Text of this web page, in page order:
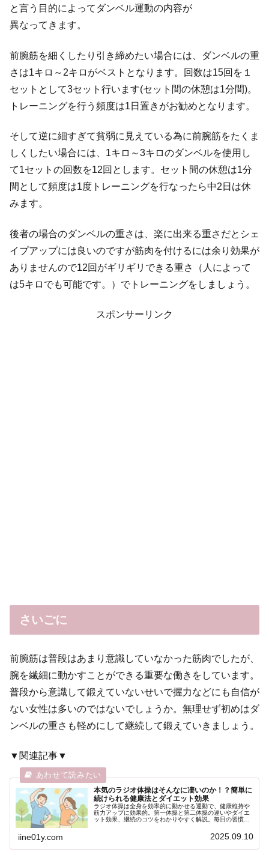
と言う目的によってダンベル運動の内容が
異なってきます。
前腕筋を細くしたり引き締めたい場合には、ダンベルの重
さは1キロ～2キロがベストとなります。回数は15回を１
セットとして3セット行います(セット間の休憩は1分間)。
トレーニングを行う頻度は1日置きがお勧めとなります。
そして逆に細すぎて貧弱に見えている為に前腕筋をたくま
しくしたい場合には、1キロ～3キロのダンベルを使用し
て1セットの回数を12回とします。セット間の休憩は1分
間として頻度は1度トレーニングを行なったら中2日は休
みます。
後者の場合のダンベルの重さは、楽に出来る重さだとシェ
イプアップには良いのですが筋肉を付けるには余り効果が
ありませんので12回がギリギリできる重さ（人によって
は5キロでも可能です。）でトレーニングをしましょう。
スポンサーリンク
さいごに
前腕筋は普段はあまり意識していなかった筋肉でしたが、
腕を繊細に動かすことができる重要な働きをしています。
普段から意識して鍛えていないせいで握力などにも自信が
ない女性は多いのではないでしょうか。無理せず初めはダ
ンベルの重さも軽めにして継続して鍛えていきましょう。
▼関連記事▼
本気のラジオ体操はそんなに凄いのか！？簡単に
続けられる健康法とダイエット効果
ラジオ体操は全身を効率的に動かせる運動で、健康維持や
筋力アップに効果的。第一体操と第二体操の違いやダイエ
ット効果、継続のコツをわかりやすく解説。毎日の習慣で
iine01y.com 2025.09.10